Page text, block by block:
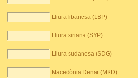
Lliura libanesa (LBP)
Lliura siriana (SYP)
Lliura sudanesa (SDG)
Macedònia Denar (MKD)